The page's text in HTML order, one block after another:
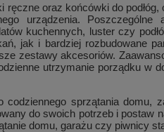
oraz końcówki do
urządzenia.
kuchennych, luster czy
jak i bardziej rozbudowane
zestawy akcesoriów.
utrzymanie porządku w
sprzątania domu,
do swoich potrzeb i postaw
domu, garażu czy piwnicy